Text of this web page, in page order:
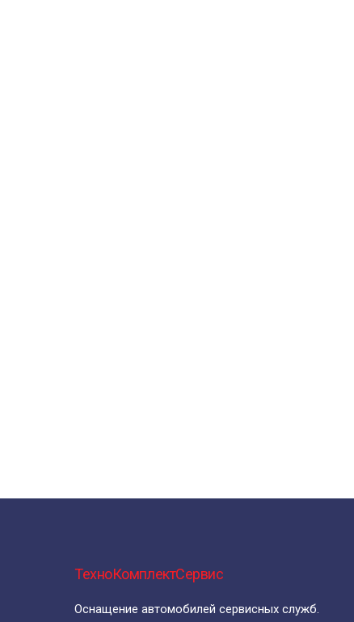
ТехноКомплектСервис
Оснащение автомобилей сервисных служб.